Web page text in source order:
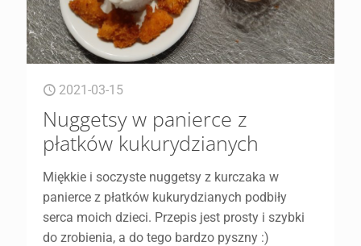
2021-03-15
Nuggetsy w panierce z
płatków kukurydzianych
Miękkie i soczyste nuggetsy z kurczaka w
panierce z płatków kukurydzianych podbiły
serca moich dzieci. Przepis jest prosty i szybki
do zrobienia, a do tego bardzo pyszny :)